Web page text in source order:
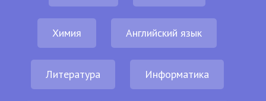
Химия Английский язык
Литература Информатика